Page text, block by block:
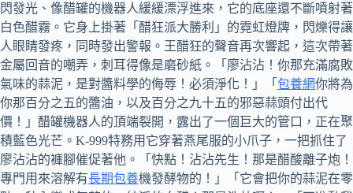
閃發光、像醋罐的機器人緩緩漂浮進來，它的底座還不斷噴射著
白色醋霧。它身上掛著「醋狂派大勝利」的霓虹燈牌，閃爍得讓
人眼睛發疼，同時發出警報。王醋狂的聲音再次響起，這次帶著
金屬回音的嘲弄，刺耳得像是磨砂紙。「廖沾沾！你那充滿腐敗
氣味的蒜泥，是對醬料學的侮辱！必須淨化！」「 包養網你將為
你那百分之五的醬油，以及百分之九十五的邪惡蒜頭付出代
價！」醋罐機器人的頂端裂開，露出了一個巨大的管口，正在聚
積藍色光芒。K-999特務用它穿著燕尾服的小爪子，一把抓住了
廖沾沾的褲腳催促著他。「快點！沾沾先生！那是醋酸離子炮！
專門用來溶解有長期包養機發酵物的！」「它會把你的蒜泥在零